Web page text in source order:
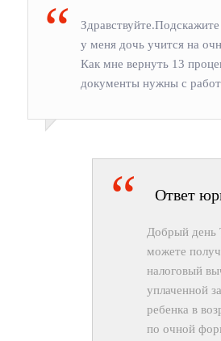
у меня дочь учится на
Как мне вернуть 13
документы нужны с
Ответ
Добрый день
можете
налоговый
уплаченной
ребенка в
по очной